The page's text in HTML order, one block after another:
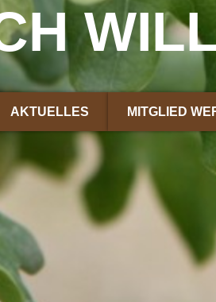
AKTUELLES MITGLIED